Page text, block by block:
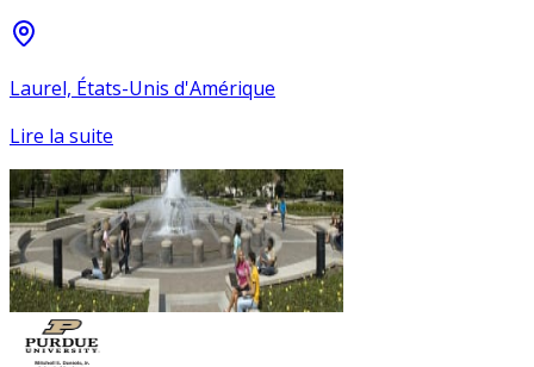
Laurel, États-Unis d'Amérique
Lire la suite